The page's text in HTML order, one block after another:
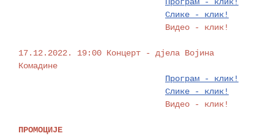
Програм - клик!
Слике - клик!
17.12.2022. 19:00 Концерт - дјела Војина
Комадине
Програм - клик!
Слике - клик!
ПРОМОЦИЈЕ